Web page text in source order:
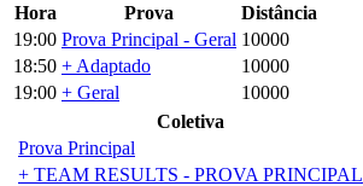
Hora Prova
Distância
19:00 Prova Principal - Geral 10000
18:50 + Adaptado
10000
19:00 + Geral
10000
Coletiva
Prova Principal
+ TEAM RESULTS - PROVA PRINCIPAL